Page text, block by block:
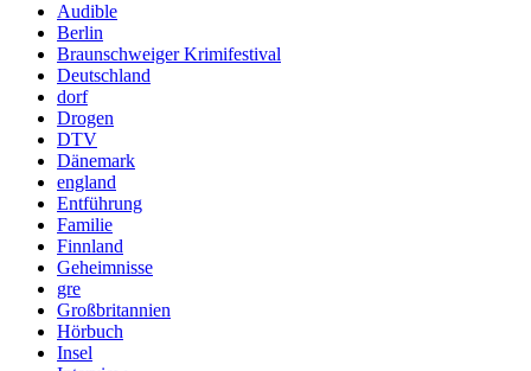
Audible
Berlin
Braunschweiger Krimifestival
Deutschland
dorf
Drogen
DTV
Dänemark
england
Entführung
Familie
Finnland
Geheimnisse
gre
Großbritannien
Hörbuch
Insel